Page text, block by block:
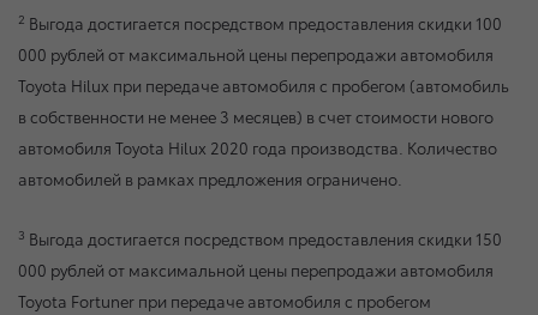
2 Выгода достигается посредством предоставления скидки 100
000 рублей от максимальной цены перепродажи автомобиля
Toyota Hilux при передаче автомобиля с пробегом (автомобиль
в собственности не менее 3 месяцев) в счет стоимости нового
автомобиля Toyota Hilux 2020 года производства. Количество
автомобилей в рамках предложения ограничено.
3 Выгода достигается посредством предоставления скидки 150
000 рублей от максимальной цены перепродажи автомобиля
Toyota Fortuner при передаче автомобиля с пробегом